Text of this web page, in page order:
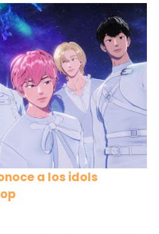
a los idols